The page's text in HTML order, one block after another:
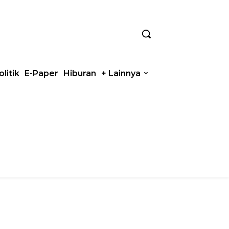
E-Paper Hiburan + Lainnya